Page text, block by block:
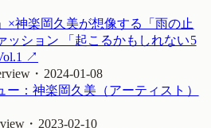
×神楽岡久美が想像する「雨の止
ッション 「起こるかもしれない5
↗
・ 2024-01-08
ー：神楽岡久美（アーティスト）
・ 2023-02-10